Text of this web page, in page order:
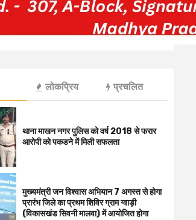
लोकप्रिय प्रचलित
थाना माखन नगर पुलिस को वर्ष 2018 से फरार
आरोपी को पकडने में मिली सफलता
मुख्यमंत्री जन विश्वास अभियान 7 अगस्त से होगा
प्रारंभ जिले का प्रथम शिविर ग्राम ग्वाड़ी
(विकासखंड सिवनी मालवा) में आयोजित होगा